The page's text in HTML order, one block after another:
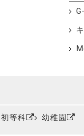
初等科 幼稚園